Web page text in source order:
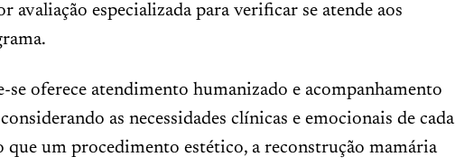
avaliação especializada para verificar se atende aos
se oferece atendimento humanizado e acompanhamento
as necessidades clínicas e emocionais de cada
que um procedimento estético, a reconstrução mamária